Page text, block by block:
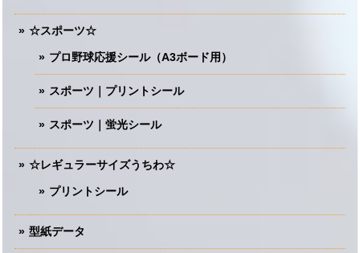
☆スポーツ☆
プロ野球応援シール（A3ボード用）
スポーツ｜プリントシール
スポーツ｜蛍光シール
☆レギュラーサイズうちわ☆
プリントシール
型紙データ